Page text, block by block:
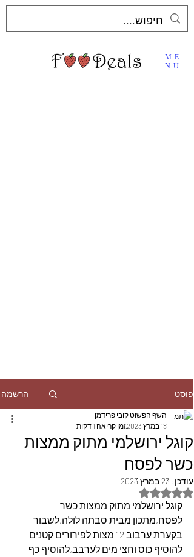
ME
NU
פוסט הרשמה
קוגל ירושלמי מתוק ממצות
כשר לפסח
השף הפשוט קובי פרידמן
18 במרץ 2023
זמן קריאה 1 דקות
עודכן: 23 במרץ 2023
דירוג של NaN מתוך 5 כוכבים
קוגל ירושלמי מתוק ממצות כשר
לפסח,מתכון מבית סבתה לולה,לשבור
בקערת ערבוב 12 מצות לפירורים קטנים
להוסיף כוס וחצי מים לערבב,להוסיף כף